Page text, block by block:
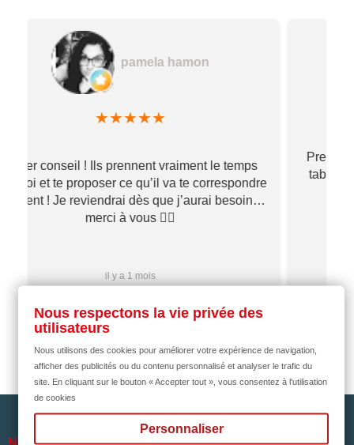
Poussin 60
★ ★
table. Très satisfaite L'envoi du colis a été très
rapides. Bien protégé, Je recommande
il y a 2 mois
Nous respectons la vie privée des
utilisateurs
Nous utilisons des cookies pour améliorer votre expérience de navigation,
afficher des publicités ou du contenu personnalisé et analyser le trafic du
site. En cliquant sur le bouton « Accepter tout », vous consentez à l'utilisation
de cookies
Personnaliser